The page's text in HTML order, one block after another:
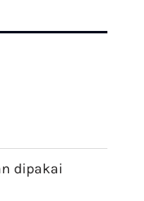
dipakai